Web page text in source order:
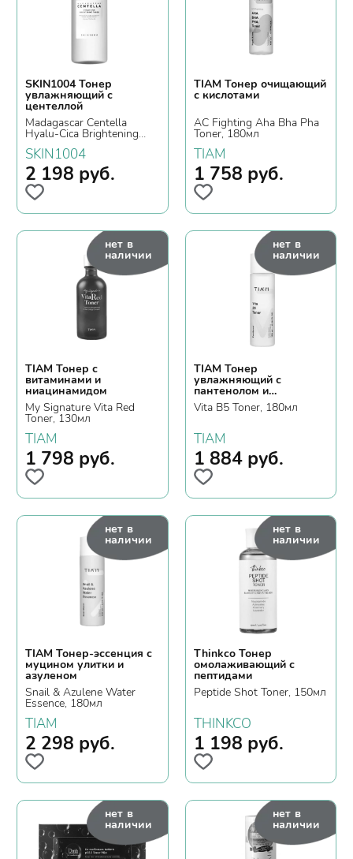
SKIN1004 Тонер
увлажняющий с
центеллой
Madagascar Centella
Hyalu-Cica Brightening
Toner, 210мл
SKIN1004
2 198 руб.
TIAM Тонер очищающий
с кислотами
AC Fighting Aha Bha Pha
Toner, 180мл
TIAM
1 758 руб.
нет в
наличии
TIAM Тонер с
витаминами и
ниацинамидом
My Signature Vita Red
Toner, 130мл
TIAM
1 798 руб.
нет в
наличии
TIAM Тонер
увлажняющий с
пантенолом и
пептидами
Vita B5 Toner, 180мл
TIAM
1 884руб.
нет в
наличии
TIAM Тонер-эссенция с
муцином улитки и
азуленом
Snail & Azulene Water
Essence, 180мл
TIAM
2 298 руб.
нет в
наличии
Thinkco Тонер
омолаживающий с
пептидами
Peptide Shot Toner, 150мл
THINKCO
1 198 руб.
нет в
наличии
нет в
наличии